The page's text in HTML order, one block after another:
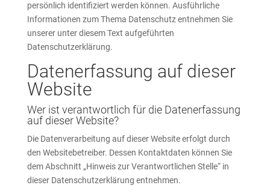
persönlich identifiziert werden können. Ausführliche
Informationen zum Thema Datenschutz entnehmen Sie
unserer unter diesem Text aufgeführten
Datenschutzerklärung.
Datenerfassung auf dieser
Website
Wer ist verantwortlich für die Datenerfassung
auf dieser Website?
Die Datenverarbeitung auf dieser Website erfolgt durch
den Websitebetreiber. Dessen Kontaktdaten können Sie
dem Abschnitt „Hinweis zur Verantwortlichen Stelle“ in
dieser Datenschutzerklärung entnehmen.